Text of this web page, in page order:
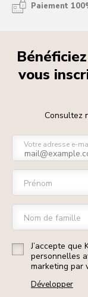
Paiement
vous
Consultez
Votre adresse e-
Prénom
Nom de famille
J’accepte que
personnelles
marketing par
Développer